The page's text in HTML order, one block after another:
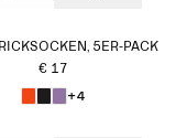
5ER-PACK
€ 17
+4